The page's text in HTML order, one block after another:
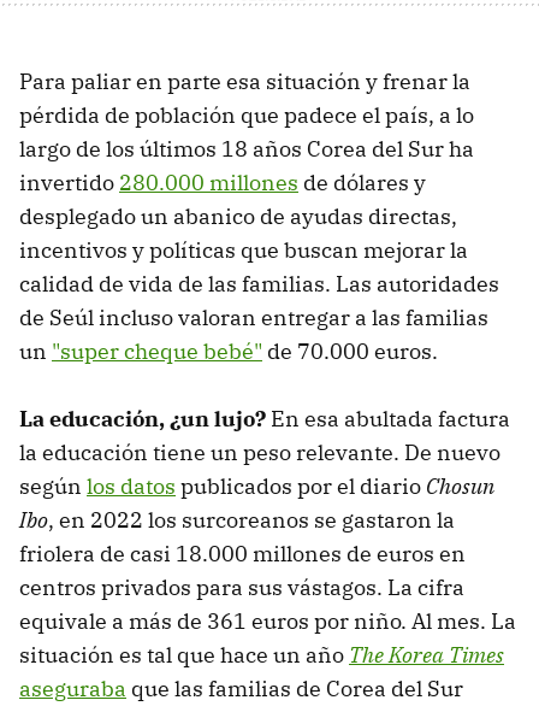
Para paliar en parte esa situación y frenar la
pérdida de población que padece el país, a lo
largo de los últimos 18 años Corea del Sur ha
invertido 280.000 millones de dólares y
desplegado un abanico de ayudas directas,
incentivos y políticas que buscan mejorar la
calidad de vida de las familias. Las autoridades
de Seúl incluso valoran entregar a las familias
un "super cheque bebé" de 70.000 euros.
La educación, ¿un lujo? En esa abultada factura
la educación tiene un peso relevante. De nuevo
según los datos publicados por el diario Chosun
Ibo, en 2022 los surcoreanos se gastaron la
friolera de casi 18.000 millones de euros en
centros privados para sus vástagos. La cifra
equivale a más de 361 euros por niño. Al mes. La
situación es tal que hace un año The Korea Times
aseguraba que las familias de Corea del Sur